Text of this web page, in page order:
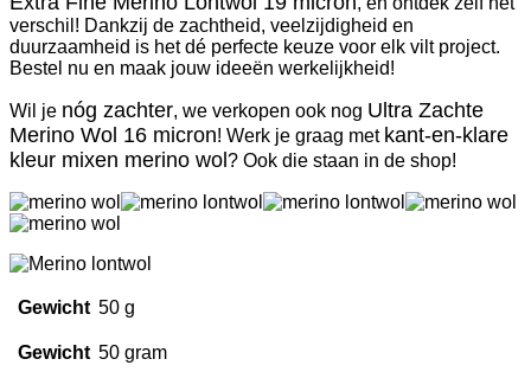
verschil! Dankzij de zachtheid, veelzijdigheid en
duurzaamheid is het dé perfecte keuze voor elk vilt project.
Bestel nu en maak jouw ideeën werkelijkheid!
Wil je nóg zachter, we verkopen ook nog Ultra Zachte
Merino Wol 16 micron! Werk je graag met kant-en-klare
kleur mixen merino wol? Ook die staan in de shop!
Gewicht 50 g
Gewicht 50 gram